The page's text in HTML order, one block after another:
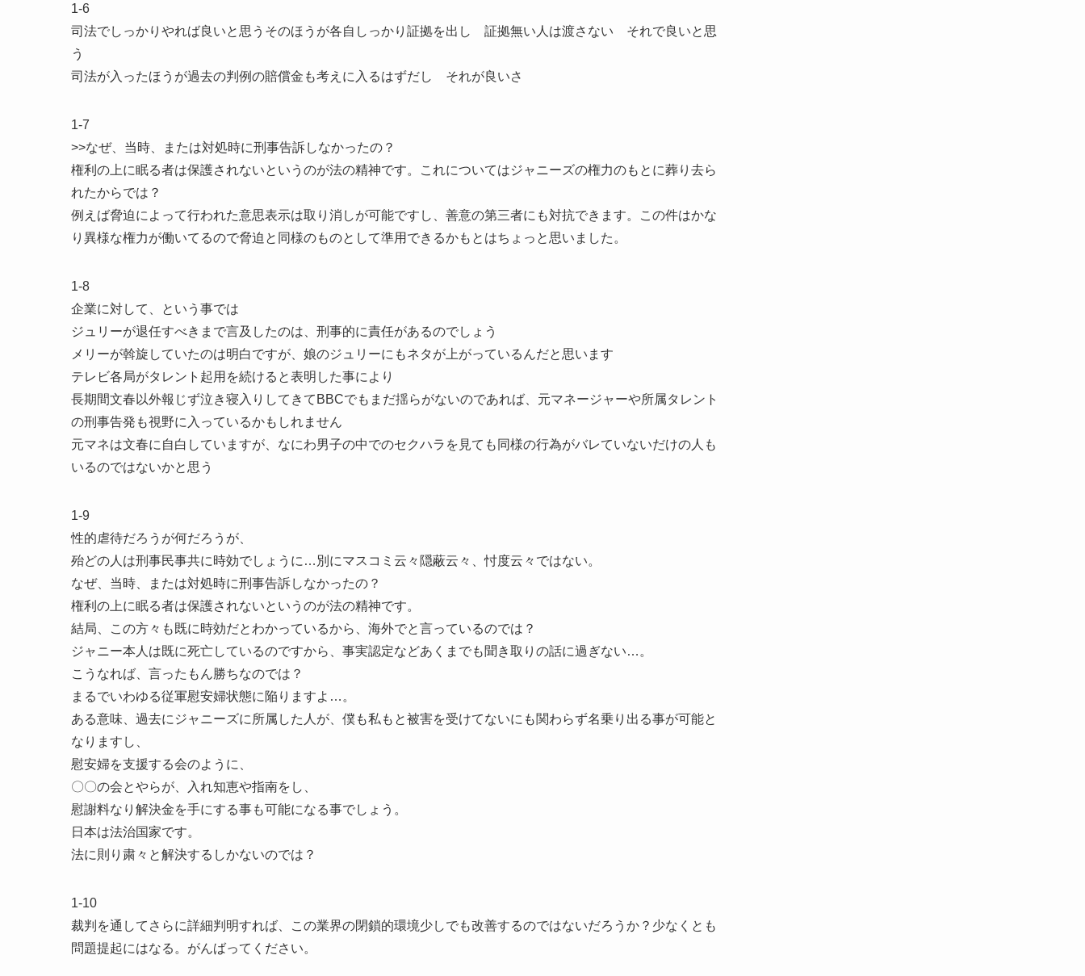
1-6
司法でしっかりやれば良いと思うそのほうが各自しっかり証拠を出し 証拠無い人は渡さない それで良いと思
う
司法が入ったほうが過去の判例の賠償金も考えに入るはずだし それが良いさ
1-7
>>なぜ、当時、または対処時に刑事告訴しなかったの？
権利の上に眠る者は保護されないというのが法の精神です。これについてはジャニーズの権力のもとに葬り去ら
れたからでは？
例えば脅迫によって行われた意思表示は取り消しが可能ですし、善意の第三者にも対抗できます。この件はかな
り異様な権力が働いてるので脅迫と同様のものとして準用できるかもとはちょっと思いました。
1-8
企業に対して、という事では
ジュリーが退任すべきまで言及したのは、刑事的に責任があるのでしょう
メリーが斡旋していたのは明白ですが、娘のジュリーにもネタが上がっているんだと思います
テレビ各局がタレント起用を続けると表明した事により
長期間文春以外報じず泣き寝入りしてきてBBCでもまだ揺らがないのであれば、元マネージャーや所属タレント
の刑事告発も視野に入っているかもしれません
元マネは文春に自白していますが、なにわ男子の中でのセクハラを見ても同様の行為がバレていないだけの人も
いるのではないかと思う
1-9
性的虐待だろうが何だろうが、
殆どの人は刑事民事共に時効でしょうに…別にマスコミ云々隠蔽云々、忖度云々ではない。
なぜ、当時、または対処時に刑事告訴しなかったの？
権利の上に眠る者は保護されないというのが法の精神です。
結局、この方々も既に時効だとわかっているから、海外でと言っているのでは？
ジャニー本人は既に死亡しているのですから、事実認定などあくまでも聞き取りの話に過ぎない…。
こうなれば、言ったもん勝ちなのでは？
まるでいわゆる従軍慰安婦状態に陥りますよ…。
ある意味、過去にジャニーズに所属した人が、僕も私もと被害を受けてないにも関わらず名乗り出る事が可能と
なりますし、
慰安婦を支援する会のように、
〇〇の会とやらが、入れ知恵や指南をし、
慰謝料なり解決金を手にする事も可能になる事でしょう。
日本は法治国家です。
法に則り粛々と解決するしかないのでは？
1-10
裁判を通してさらに詳細判明すれば、この業界の閉鎖的環境少しでも改善するのではないだろうか？少なくとも
問題提起にはなる。がんばってください。